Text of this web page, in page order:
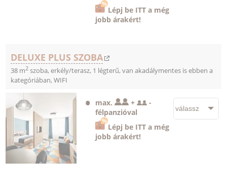
Lépj be ITT a még
jobb árakért!
DELUXE PLUS SZOBA
38 m2szoba, erkély/terasz, 1 légterű, van akadálymentes is ebben a
kategóriában, WIFI
max. +
-
félpanzióval
Lépj be ITT a még
jobb árakért!